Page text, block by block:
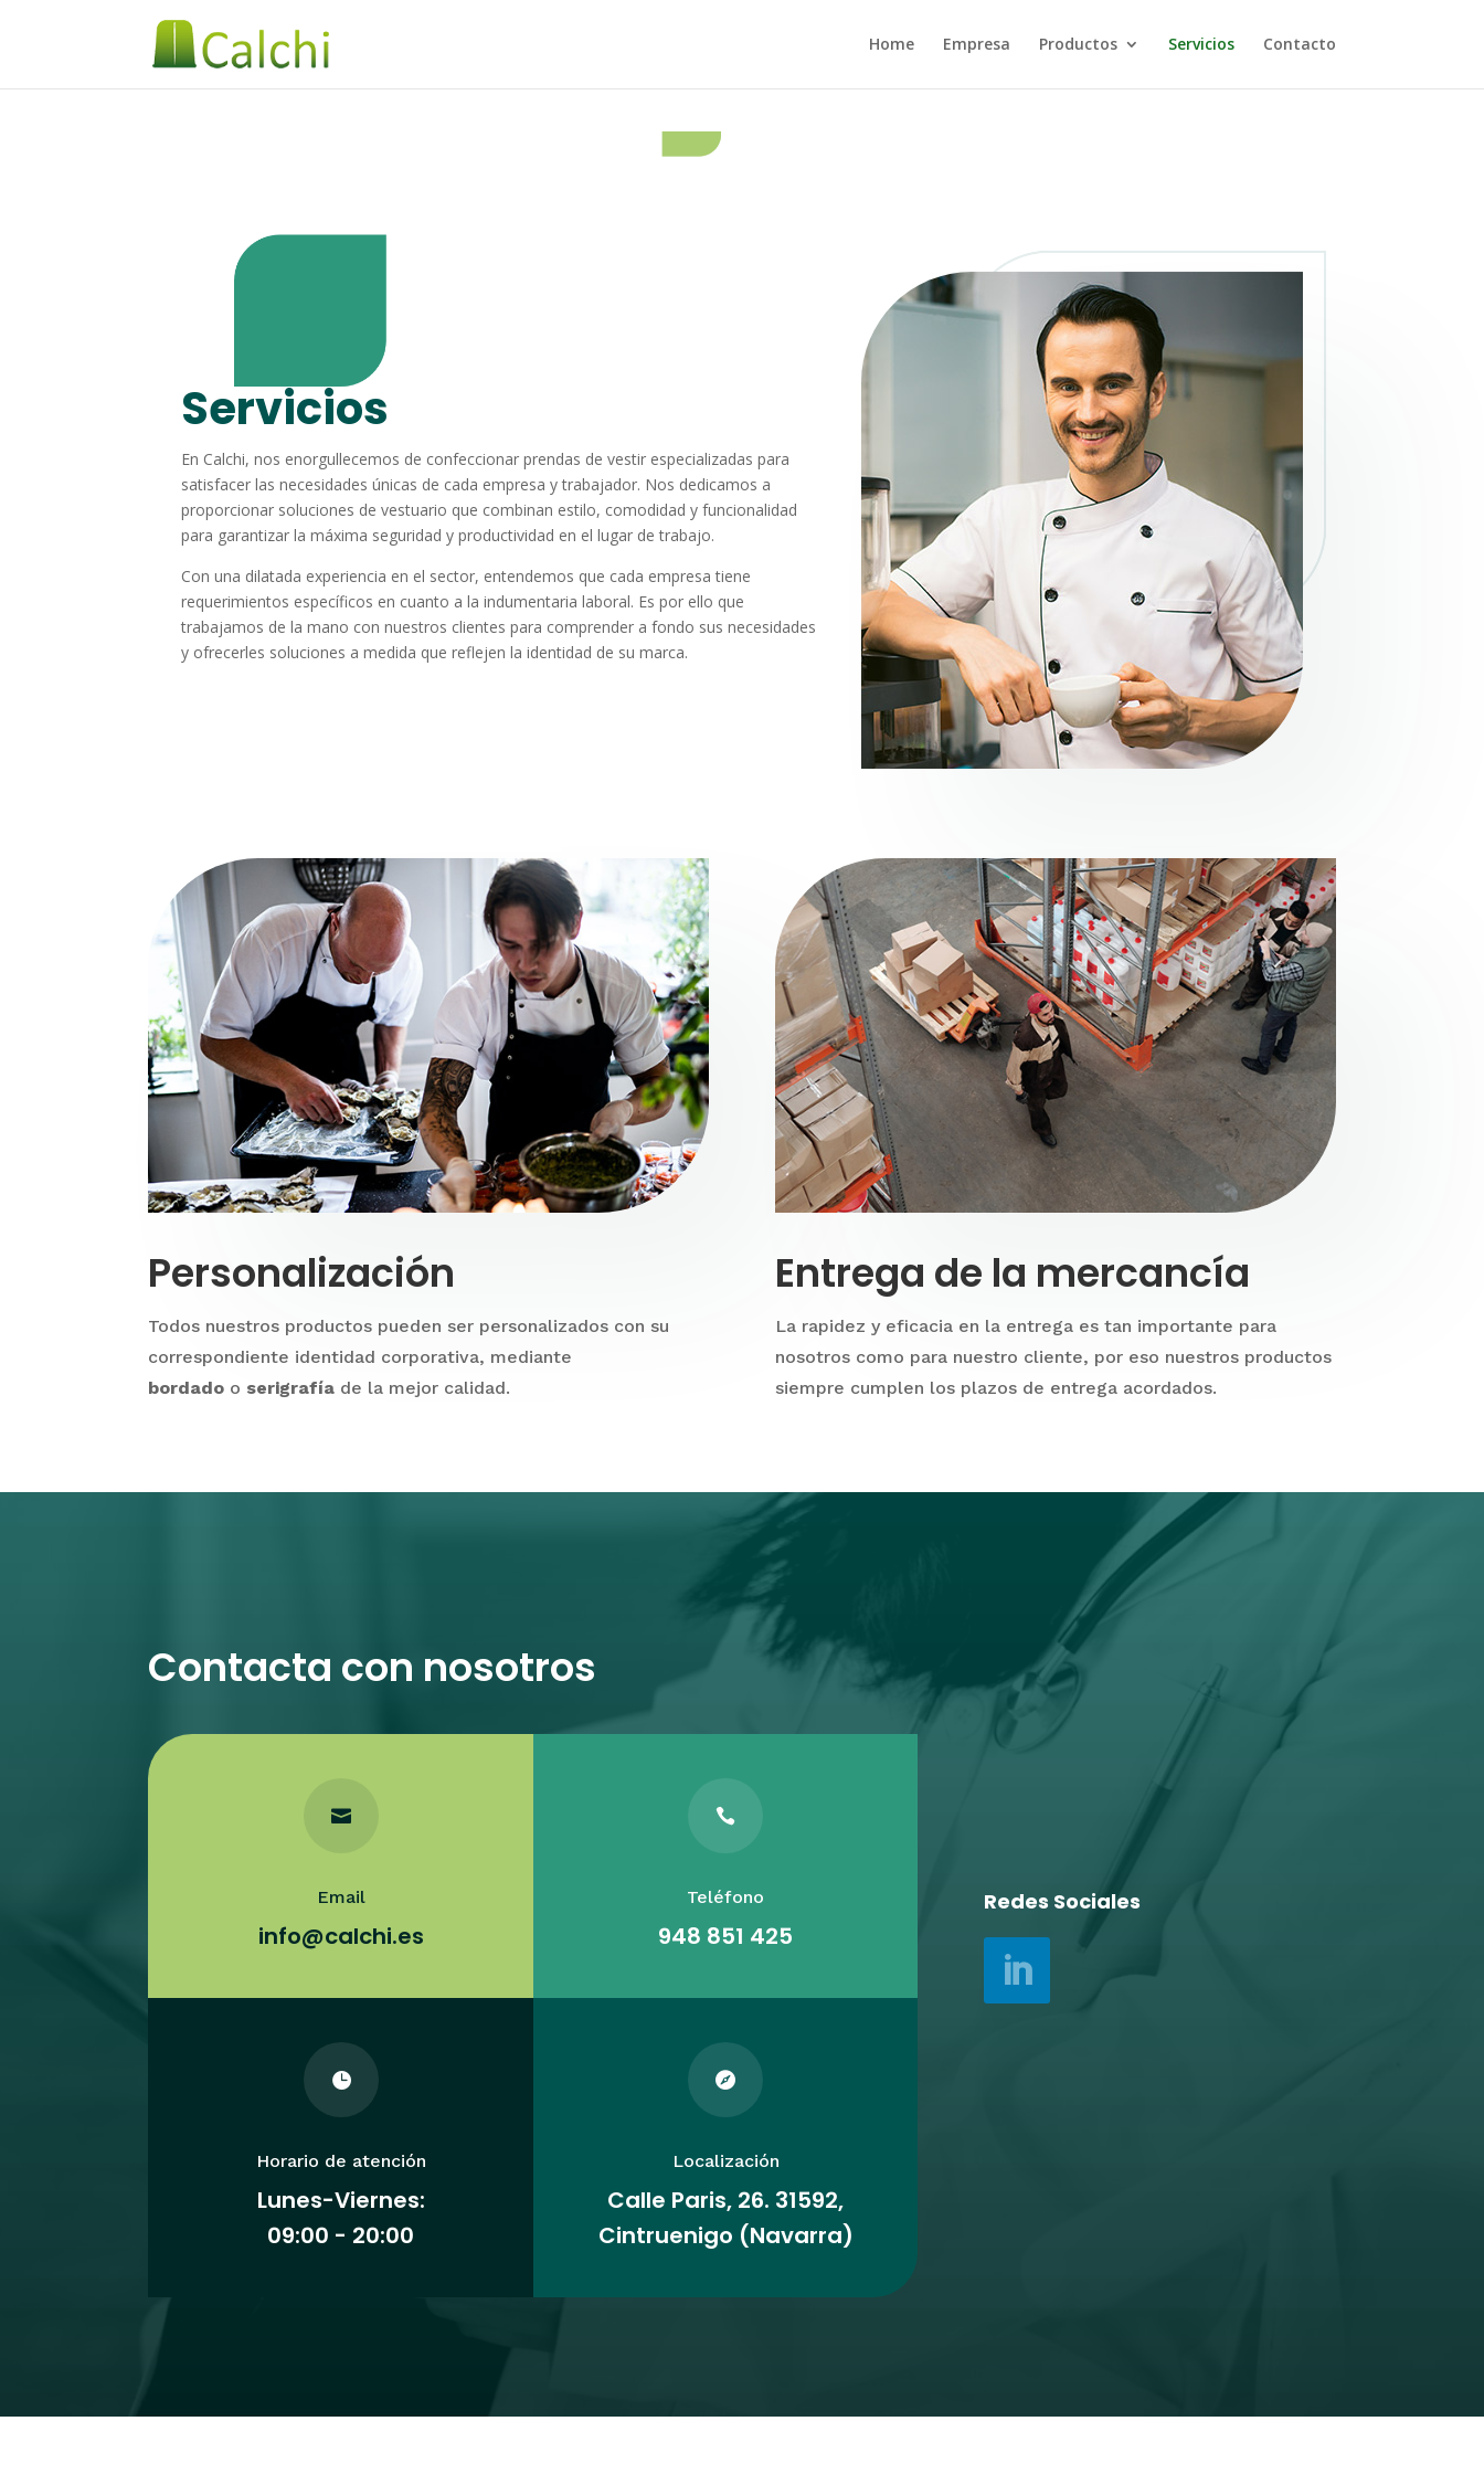
Home Empresa Productos Servicios Contacto
Servicios
En Calchi, nos enorgullecemos de confeccionar prendas de vestir especializadas para
satisfacer las necesidades únicas de cada empresa y trabajador. Nos dedicamos a
proporcionar soluciones de vestuario que combinan estilo, comodidad y funcionalidad
para garantizar la máxima seguridad y productividad en el lugar de trabajo.
Con una dilatada experiencia en el sector, entendemos que cada empresa tiene
requerimientos específicos en cuanto a la indumentaria laboral. Es por ello que
trabajamos de la mano con nuestros clientes para comprender a fondo sus necesidades
y ofrecerles soluciones a medida que reflejen la identidad de su marca.
Personalización
Todos nuestros productos pueden ser personalizados con su
correspondiente identidad corporativa, mediante
bordado o serigrafía de la mejor calidad.
Entrega de la mercancía
La rapidez y eficacia en la entrega es tan importante para
nosotros como para nuestro cliente, por eso nuestros productos
siempre cumplen los plazos de entrega acordados.
Contacta con nosotros

Email
info@calchi.es

Teléfono
948 851 425

Horario de atención
Lunes-Viernes:
09:00 - 20:00

Localización
Calle Paris, 26. 31592,
Cintruenigo (Navarra)
Redes Sociales